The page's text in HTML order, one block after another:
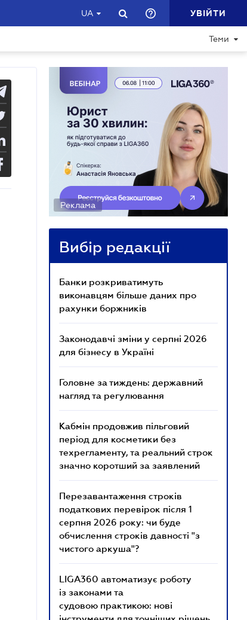
UA УВІЙТИ
Теми
Реклама
Вибір редакції
Банки розкриватимуть
виконавцям більше даних про
рахунки боржників
Законодавчі зміни у серпні 2026
для бізнесу в Україні
Головне за тиждень: державний
нагляд та регулювання
Кабмін продовжив пільговий
період для косметики без
техрегламенту, та реальний строк
значно коротший за заявлений
Перезавантаження строків
податкових перевірок після 1
серпня 2026 року: чи буде
обчислення строків давності "з
чистого аркуша"?
LIGA360 автоматизує роботу
із законами та
судовою практикою: нові